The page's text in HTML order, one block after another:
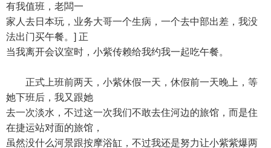
有我值班，老闆一
家人去日本玩，业务大哥一个生病，一个去中部出差，我没
法出门买午餐。] 正
当我离开会议室时，小紫传赖给我约我一起吃午餐。
正式上班前两天，小紫休假一天，休假前一天晚上，等
她下班后，我又跟她
去一次淡水，不过这一次我们不敢去住河边的旅馆，而是住
在捷运站对面的旅馆，
虽然没什么河景跟按摩浴缸，不过我还是努力让小紫紫爆两